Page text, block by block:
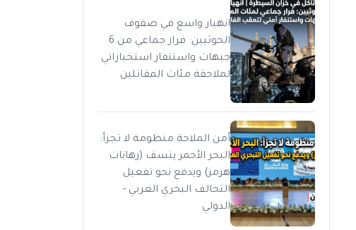
انهيار واسع في صفوف
الحوثيين: فرار جماعي من 6
جبهات واستنفار استخباراتي
لملاحقة مئات المقاتلين
أمن الملاحة منظومة لا تجزأ:
البحر الأحمر ينسف (رهانات
هرمز) ويدفع نحو تفعيل
التحالف البحري العربي -
الدولي